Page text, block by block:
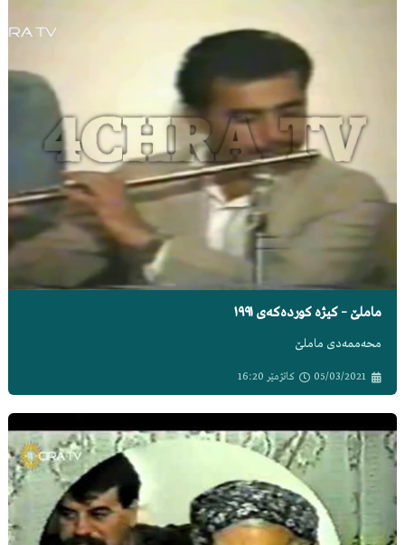
ماملێ – کیژە کوردەکەی ١٩٩١
محەممەدی ماملێ
05/03/2021 کاتژمێر 16:20